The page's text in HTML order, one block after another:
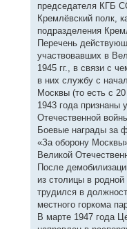
председателя КГБ
Кремлёвский полк,
подразделения
Перечень
участвовавших в
1945 гг., в связи с
в них службу с
Москвы (то есть с
1943 года признаны
Отечественной
Боевые награды за
«За оборону
Великой
После
из столицы в
трудился в
местного горкома
В марте 1947 года